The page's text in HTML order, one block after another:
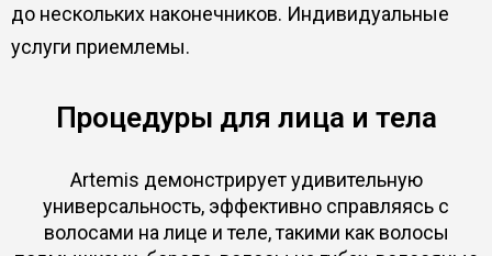
до нескольких наконечников. Индивидуальные
услуги приемлемы.
Процедуры для лица и тела
Artemis демонстрирует удивительную
универсальность, эффективно справляясь с
волосами на лице и теле, такими как волосы